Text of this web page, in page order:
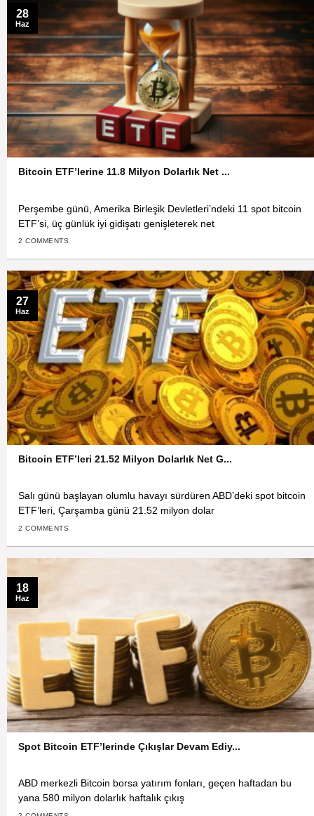
Bitcoin ETF’lerine 11.8 Milyon Dolarlık Net ...
Perşembe günü, Amerika Birleşik Devletleri’ndeki 11 spot bitcoin
ETF’si, üç günlük iyi gidişatı genişleterek net
2 COMMENTS
28
Haz
Bitcoin ETF’leri 21.52 Milyon Dolarlık Net G...
Salı günü başlayan olumlu havayı sürdüren ABD’deki spot bitcoin
ETF’leri, Çarşamba günü 21.52 milyon dolar
2 COMMENTS
27
Haz
Spot Bitcoin ETF’lerinde Çıkışlar Devam Ediy...
ABD merkezli Bitcoin borsa yatırım fonları, geçen haftadan bu
yana 580 milyon dolarlık haftalık çıkış
18
Haz